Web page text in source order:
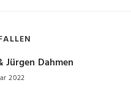
Jürgen Dahmen
2022